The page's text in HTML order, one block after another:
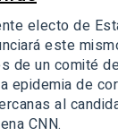
electo de
este
de un comité
epidemia de
al
CNN.